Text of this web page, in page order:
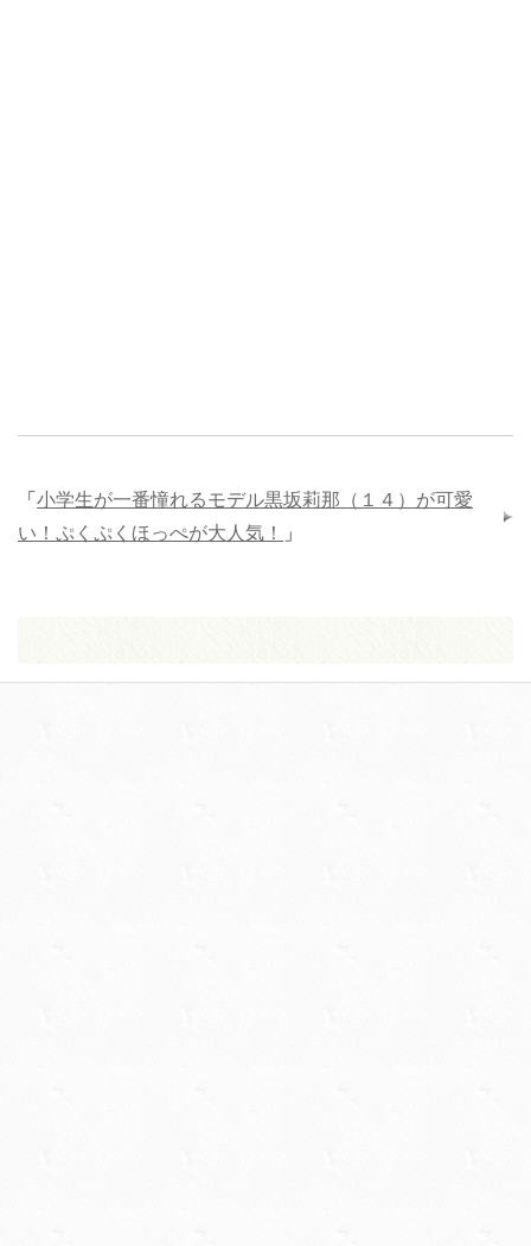
「 小学生が一番憧れるモデル黒坂莉那（１４）が可愛
い！ぷくぷくほっぺが大人気！
」